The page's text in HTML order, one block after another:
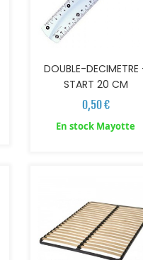
DOUBLE-
START 20 CM
0,50 €
En stock Mayotte
AJOUTER AU PANIER